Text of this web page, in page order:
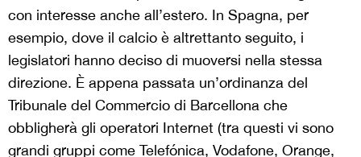
con interesse anche all’estero. In Spagna, per
esempio, dove il calcio è altrettanto seguito, i
legislatori hanno deciso di muoversi nella stessa
direzione. È appena passata un’ordinanza del
Tribunale del Commercio di Barcellona che
obbligherà gli operatori Internet (tra questi vi sono
grandi gruppi come Telefónica, Vodafone, Orange,